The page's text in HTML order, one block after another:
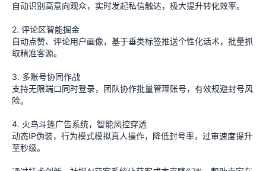
自动识别高意向观众，实时发起私信触达，极大提升转化效率。
2. 评论区智能掘金
自动点赞、评论用户画像，基于垂类标签推送个性化话术，批量抓
取精准客源。
3. 多账号协同作战
支持无限端口同时登录，团队协作批量管理账号，有效规避封号风
险。
4. 火鸟斗篷广告系统，智能风控穿透
动态IP伪装，行为模式模拟真人操作，降低封号率，过审速度提升
至秒级。